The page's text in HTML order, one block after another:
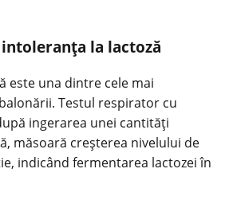
la lactoză
este una dintre cele mai
Testul respirator cu
ingerarea unei cantităţi
măsoară creşterea nivelului de
indicând fermentarea lactozei în